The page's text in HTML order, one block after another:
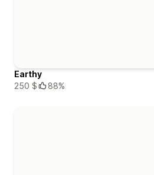
Earthy
250 $
88%